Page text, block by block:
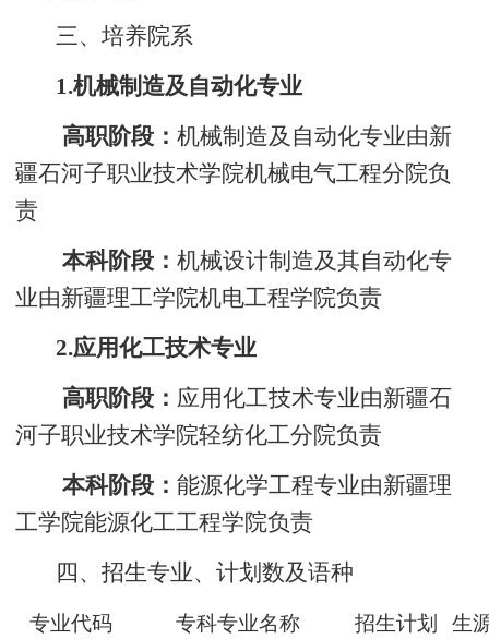
三、培养院系
1.机械制造及自动化专业
高职阶段：机械制造及自动化专业由新
疆石河子职业技术学院机械电气工程分院负
责
本科阶段：机械设计制造及其自动化专
业由新疆理工学院机电工程学院负责
2.应用化工技术专业
高职阶段： 应用化工技术专业由新疆石
河子职业技术学院轻纺化工分院负责
本科阶段：能源化学工程专业由新疆理
工学院能源化工工程学院负责
四、招生专业、计划数及语种
专业代码 专科专业名称 招生计划
生